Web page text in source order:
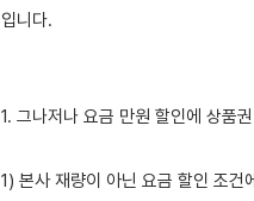
입니다.
1. 그나저나 요금 만원 할인에 상품
1) 본사 재량이 아닌 요금 할인 조건